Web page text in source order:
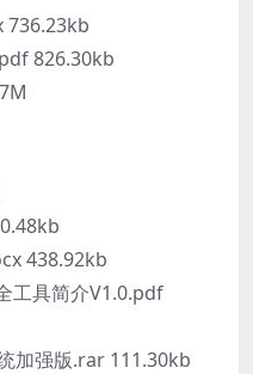
826.30kb
438.92kb
工具简介V1.0.pdf
加强版.rar 111.30kb